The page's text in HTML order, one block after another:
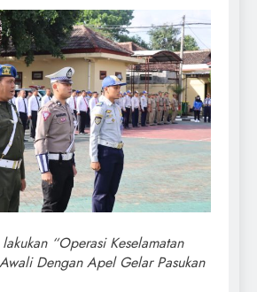
“Operasi Keselamatan
Dengan Apel Gelar Pasukan